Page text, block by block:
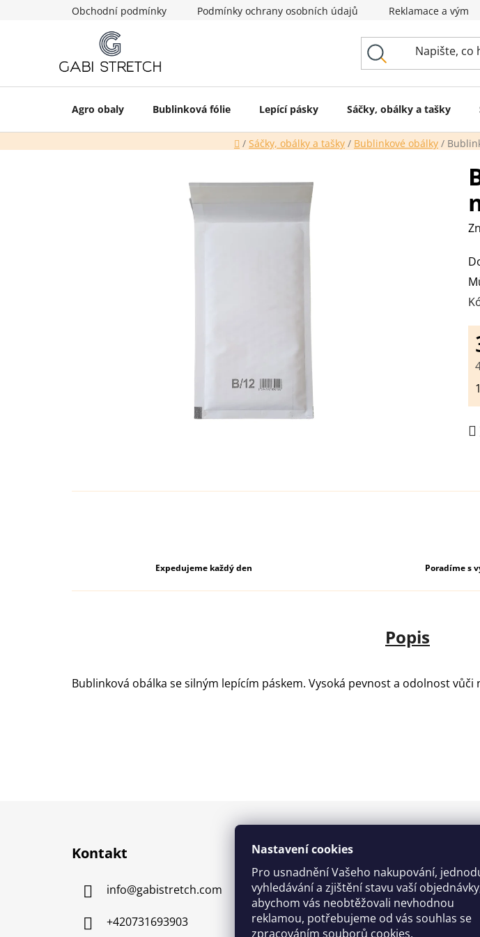
Nastavení cookies
Pro usnadnění Vašeho nakupování,
vyhledávání a zjištění stavu vaší
abychom vás neobtěžovali nevhodnou
reklamou, potřebujeme od vás souhlas se
zpracováním souborů cookies.
Obchodní podmínky Podmínky ochrany osobních údajů Reklamace a
Agro obaly Bublinková fólie Lepící pásky Sáčky, obálky a tašky
Domů
/ Sáčky, obálky a tašky / Bublinkové obálky /
Expedujeme každý den Poradíme s
Popis
Bublinková obálka se silným lepícím páskem. Vysoká pevnost a odolnost vůči
Kontakt
info@gabistretch.com
+420731693903